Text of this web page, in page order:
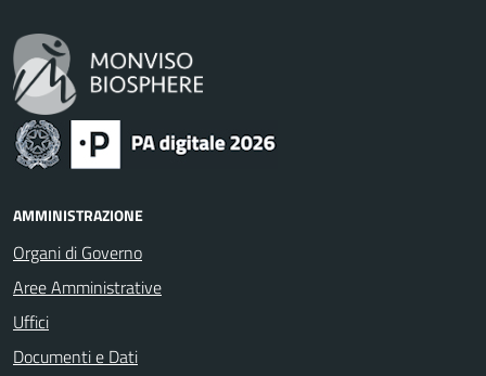
AMMINISTRAZIONE
Organi di Governo
Aree Amministrative
Uffici
Documenti e Dati